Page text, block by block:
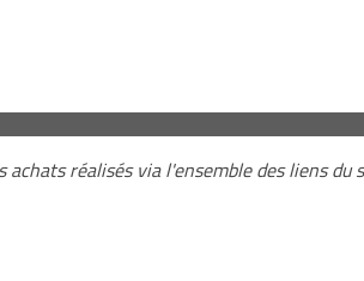
achats réalisés via l'ensemble des liens du